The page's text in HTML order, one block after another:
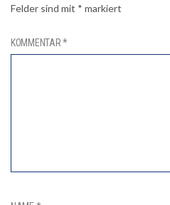
Felder sind mit * markiert
KOMMENTAR*